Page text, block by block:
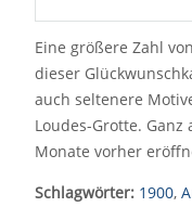
Eine größere Zahl
dieser
auch seltenere
Loudes-Grotte.
Monate vorher
Schlagwörter: 1900,